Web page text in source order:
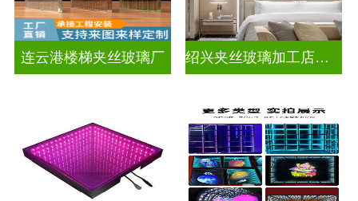
连云港楼梯夹丝玻璃厂 绍兴夹丝玻璃加工店电话